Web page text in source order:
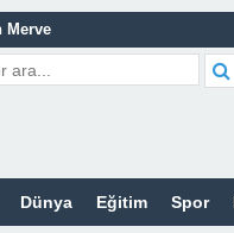
Nelerdir?
Nelerdir?
Dünya Eğitim Spor